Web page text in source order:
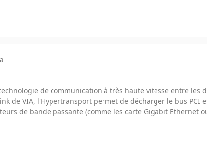
de communication à très haute vitesse entre
de VIA, l'Hypertransport permet de décharger le bus
de bande passante (comme les carte Gigabit Ethernet